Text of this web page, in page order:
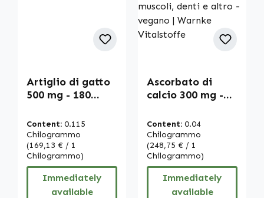
Artiglio di gatto
500 mg - 180
dosaggio &
vegano | Warnke
Vitalstoffe
Content: 0.115
Chilogrammo
(169,13 € / 1
Chilogrammo)
Immediately
available
Ascorbato di
calcio 300 mg -
facili da
deglutire - per
ossa, muscoli,
denti e altro -
vegano | Warnke
Vitalstoffe
Content: 0.04
Chilogrammo
(248,75 € / 1
Chilogrammo)
Immediately
available